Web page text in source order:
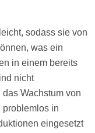
sodass sie von
was ein
in einem bereits
nicht
Wachstum von
problemlos in
eingesetzt